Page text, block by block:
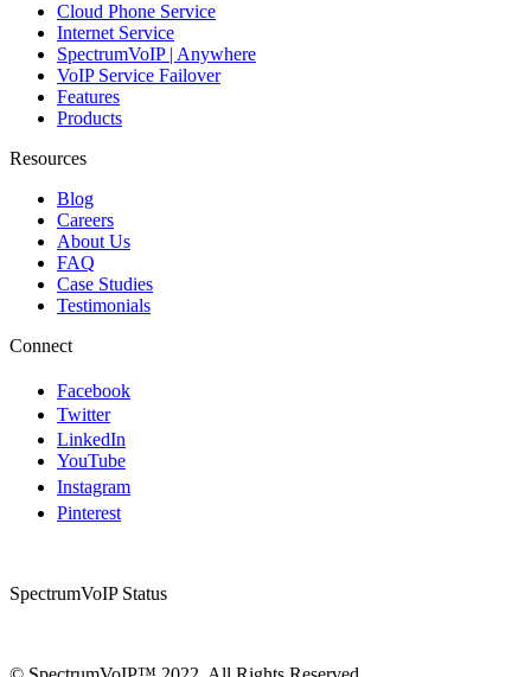
Cloud Phone Service
Internet Service
SpectrumVoIP | Anywhere
VoIP Service Failover
Features
Products
Resources
Blog
Careers
About Us
FAQ
Case Studies
Testimonials
Connect
Facebook
Twitter
LinkedIn
YouTube
Instagram
Pinterest
SpectrumVoIP Status